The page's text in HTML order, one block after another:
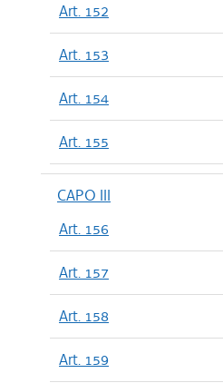
Art. 152
Art. 153
Art. 154
Art. 155
CAPO III
Art. 156
Art. 157
Art. 158
Art. 159